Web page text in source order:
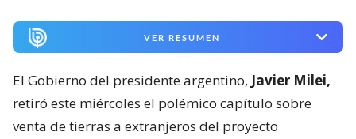
VER RESUMEN
El Gobierno del presidente argentino, Javier Milei,
retiró este miércoles el polémico capítulo sobre
venta de tierras a extranjeros del proyecto